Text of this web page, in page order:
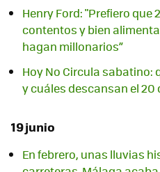
Henry Ford: "Prefiero
contentos y bien
hagan millonarios”
Hoy No Circula sabatino:
y cuáles descansan el 20
19 junio
En febrero, unas lluvias